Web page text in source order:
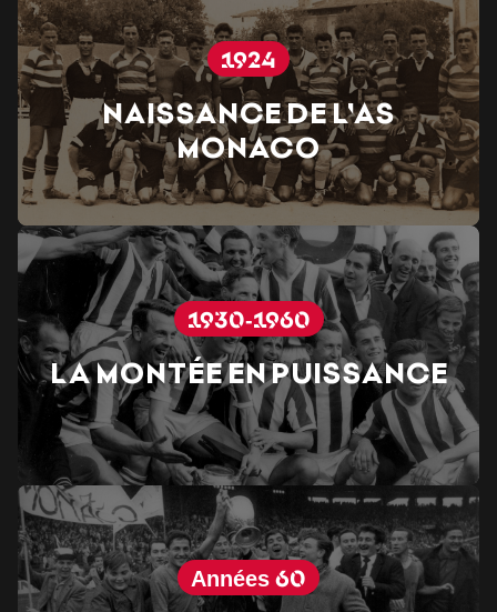
1924
Naissance de l'AS
Monaco
1930-1960
La montée en puissance
Années 60